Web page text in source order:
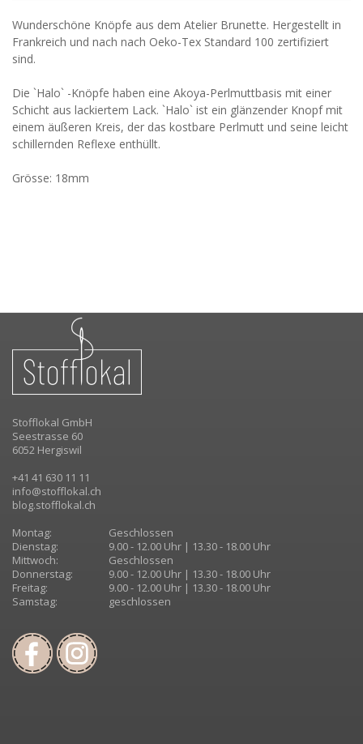
Wunderschöne Knöpfe aus dem Atelier Brunette. Hergestellt in
Frankreich und nach nach Oeko-Tex Standard 100 zertifiziert
sind.
Die `Halo` -Knöpfe haben eine Akoya-Perlmuttbasis mit einer
Schicht aus lackiertem Lack. `Halo` ist ein glänzender Knopf mit
einem äußeren Kreis, der das kostbare Perlmutt und seine leicht
schillernden Reflexe enthüllt.
Grösse: 18mm
Stofflokal GmbH
Seestrasse 60
6052 Hergiswil
+41 41 630 11 11
info@stofflokal.ch
blog.stofflokal.ch
Montag:
Geschlossen
Dienstag:
9.00 - 12.00 Uhr | 13.30 - 18.00 Uhr
Mittwoch:
Geschlossen
Donnerstag:
9.00 - 12.00 Uhr | 13.30 - 18.00 Uhr
Freitag:
9.00 - 12.00 Uhr | 13.30 - 18.00 Uhr
Samstag:
geschlossen